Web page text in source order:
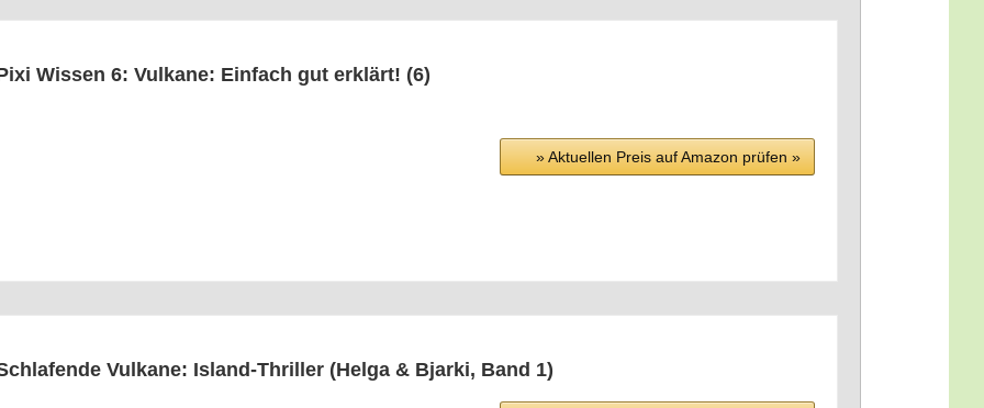
Wis­sen 6: Vul­ka­ne: Ein­fach gut erklärt! (6)
» Aktu­el­len Preis auf Ama­zon prü­fen »
Vul­ka­ne: Island-Thril­ler (Hel­ga & Bjar­ki, Band 1)